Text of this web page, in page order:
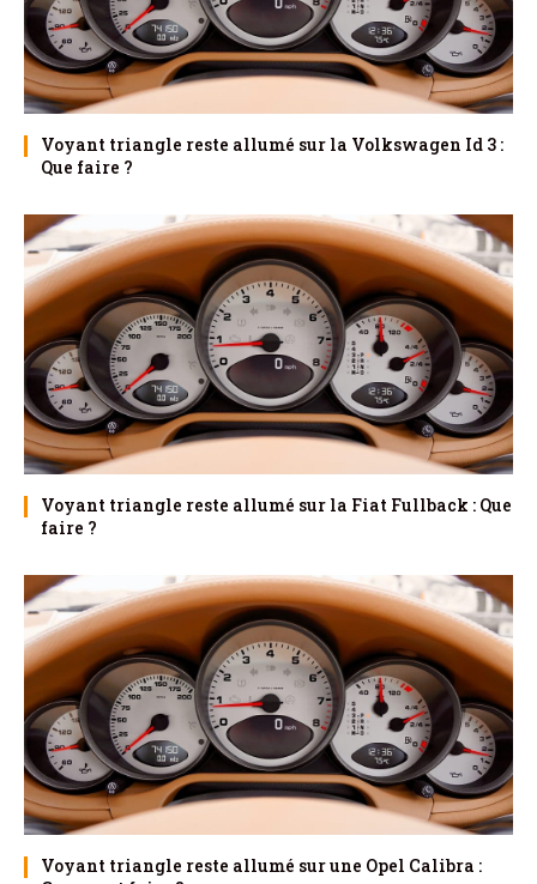
Voyant triangle reste allumé sur la Volkswagen Id 3 :
Que faire ?
Voyant triangle reste allumé sur la Fiat Fullback : Que
faire ?
Voyant triangle reste allumé sur une Opel Calibra :